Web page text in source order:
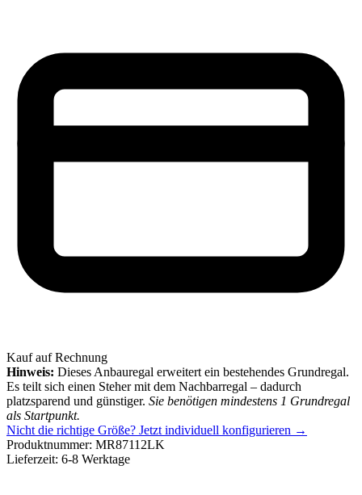
Kauf auf Rechnung
Hinweis: Dieses Anbauregal erweitert ein bestehendes Grundregal.
Es teilt sich einen Steher mit dem Nachbarregal – dadurch
platzsparend und günstiger. Sie benötigen mindestens 1 Grundregal
als Startpunkt.
Nicht die richtige Größe? Jetzt individuell konfigurieren →
Produktnummer: MR87112LK
Lieferzeit: 6-8 Werktage